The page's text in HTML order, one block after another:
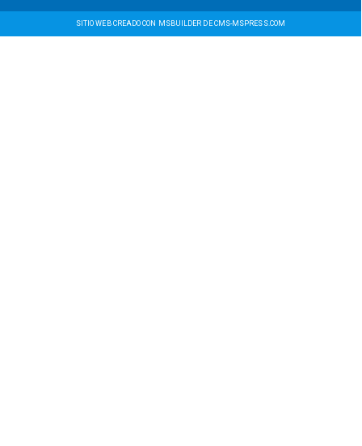
SITIO WEB CREADO CON MSBUILDER DE CMS-MSPRESS.COM